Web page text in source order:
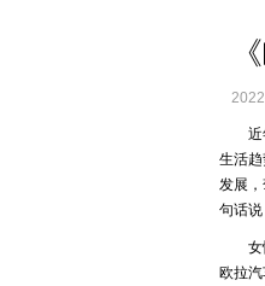
生活
发展
句话说
女
欧拉